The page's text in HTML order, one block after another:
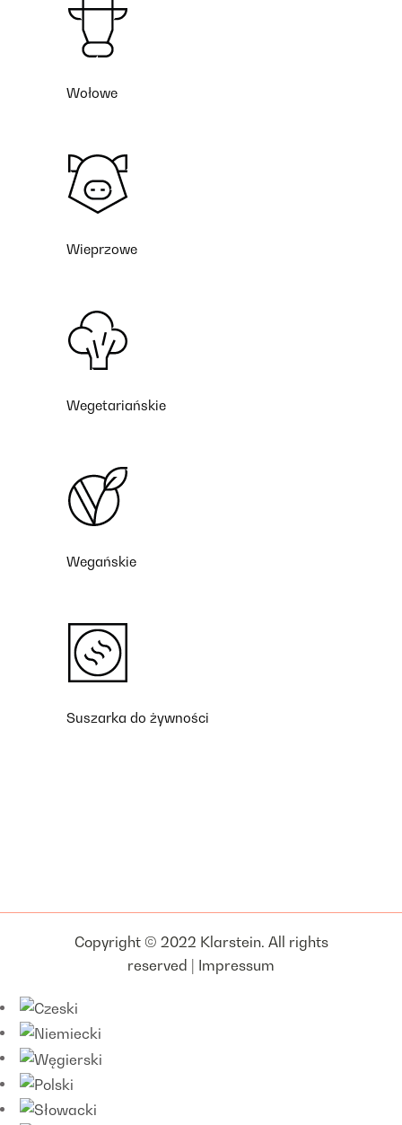
Wołowe
Wieprzowe
Wegetariańskie
Wegańskie
Suszarka do żywności
Copyright © 2022 Klarstein. All rights
reserved | Impressum